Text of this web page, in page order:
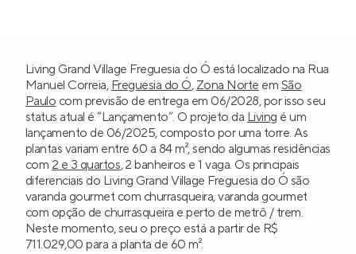
Living Grand Village Freguesia do Ó está localizado na Rua
Manuel Correia, Freguesia do Ó, Zona Norte em São
Paulo com previsão de entrega em 06/2028, por isso seu
status atual é “Lançamento”. O projeto da Living é um
lançamento de 06/2025, composto por uma torre. As
plantas variam entre 60 a 84 m², sendo algumas residências
com 2 e 3 quartos, 2 banheiros e 1 vaga. Os principais
diferenciais do Living Grand Village Freguesia do Ó são
varanda gourmet com churrasqueira, varanda gourmet
com opção de churrasqueira e perto de metrô / trem.
Neste momento, seu o preço está a partir de R$
711.029,00 para a planta de 60 m².